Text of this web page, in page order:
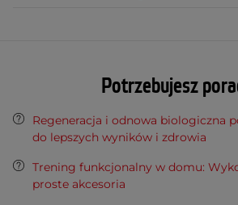
Potrzebujesz
Regeneracja i odnowa biologiczna
do lepszych wyników i zdrowia
Trening funkcjonalny w domu:
proste akcesoria